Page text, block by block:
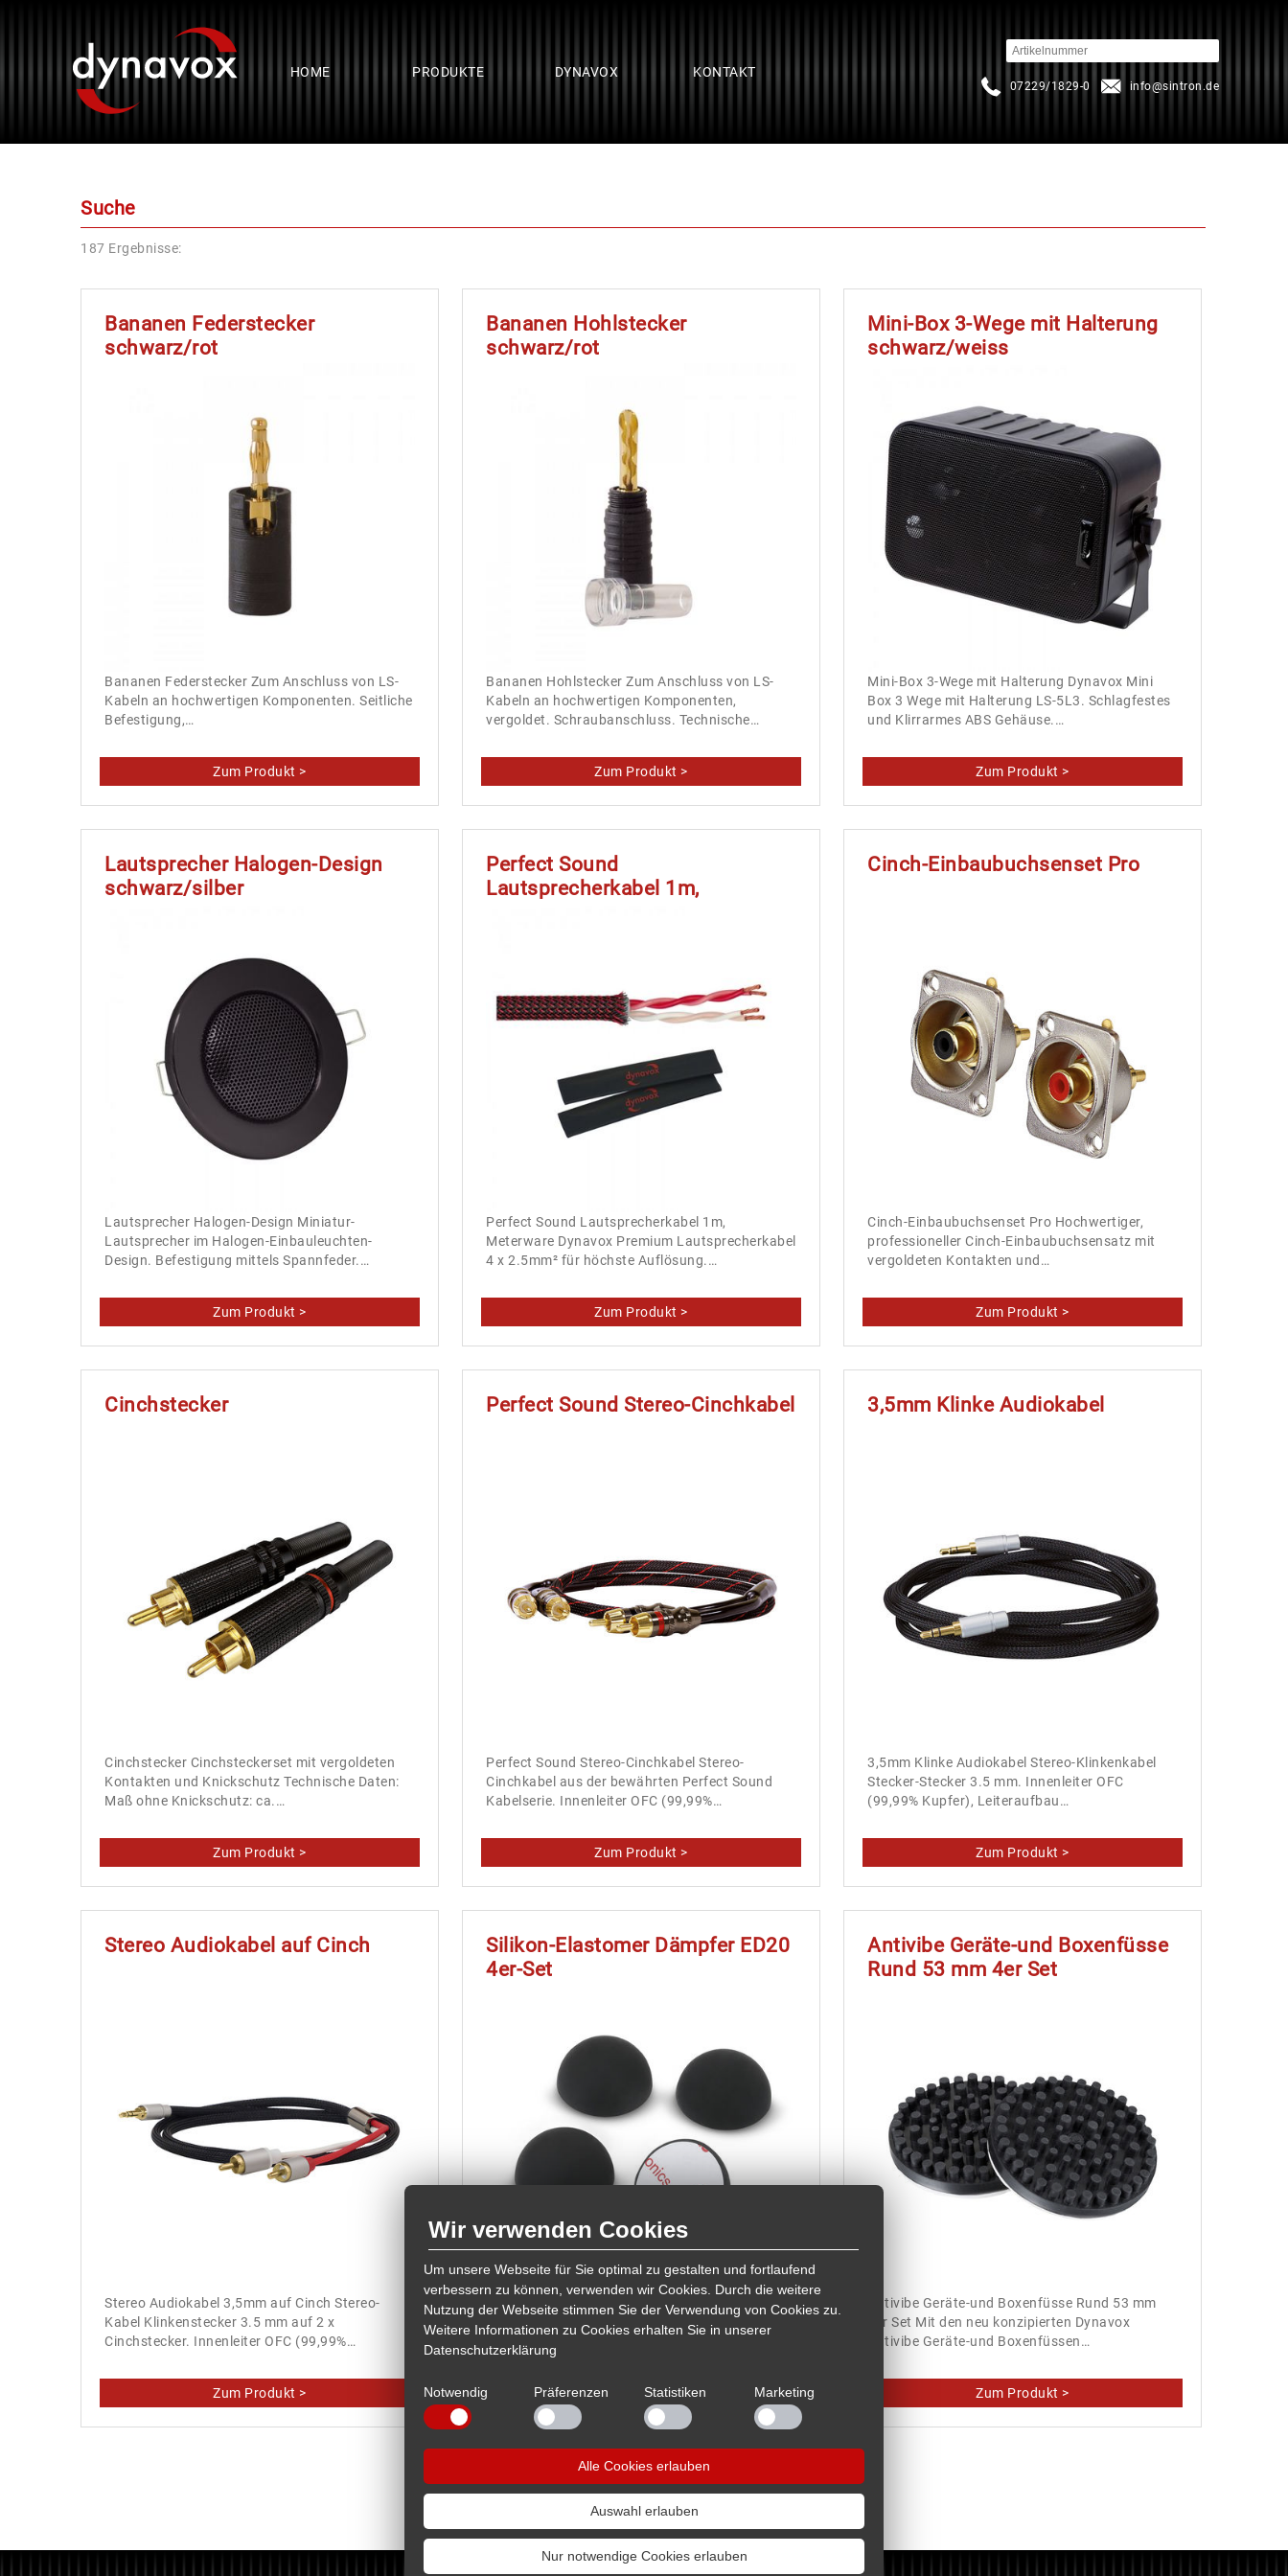
Wir verwenden Cookies
Um unsere Webseite für Sie optimal zu gestalten und fortlaufend
verbessern zu können, verwenden wir Cookies. Durch die weitere
Nutzung der Webseite stimmen Sie der Verwendung von Cookies zu.
Weitere Informationen zu Cookies erhalten Sie in unserer
Datenschutzerklärung
Notwendig Präferenzen Statistiken Marketing
Alle Cookies erlauben
Auswahl erlauben
Nur notwendige Cookies erlauben
HOME PRODUKTE DYNAVOX KONTAKT
info sintron.de
07229/1829-0
Suche
187 Ergebnisse:
Bananen Federstecker
schwarz/rot
Bananen Federstecker Zum Anschluss von LS-
Kabeln an hochwertigen Komponenten. Seitliche
Befestigung,…
Bananen Hohlstecker
schwarz/rot
Bananen Hohlstecker Zum Anschluss von LS-
Kabeln an hochwertigen Komponenten,
vergoldet. Schraubanschluss. Technische…
Mini-Box 3-Wege mit Halterung
schwarz/weiss
Mini-Box 3-Wege mit Halterung Dynavox Mini
Box 3 Wege mit Halterung LS-5L3. Schlagfestes
und Klirrarmes ABS Gehäuse.…
Lautsprecher Halogen-Design
schwarz/silber
Lautsprecher Halogen-Design Miniatur-
Lautsprecher im Halogen-Einbauleuchten-
Design. Befestigung mittels Spannfeder.…
Perfect Sound
Lautsprecherkabel 1m,
Perfect Sound Lautsprecherkabel 1m,
Meterware Dynavox Premium Lautsprecherkabel
4 x 2.5mm² für höchste Auflösung.…
Cinch-Einbaubuchsenset Pro
Cinch-Einbaubuchsenset Pro Hochwertiger,
professioneller Cinch-Einbaubuchsensatz mit
vergoldeten Kontakten und…
Cinchstecker
Cinchstecker Cinchsteckerset mit vergoldeten
Kontakten und Knickschutz Technische Daten:
Maß ohne Knickschutz: ca.…
Perfect Sound Stereo-Cinchkabel
Perfect Sound Stereo-Cinchkabel Stereo-
Cinchkabel aus der bewährten Perfect Sound
Kabelserie. Innenleiter OFC (99,99%…
3,5mm Klinke Audiokabel
3,5mm Klinke Audiokabel Stereo-Klinkenkabel
Stecker-Stecker 3.5 mm. Innenleiter OFC
(99,99% Kupfer), Leiteraufbau…
Stereo Audiokabel auf Cinch
Stereo Audiokabel 3,5mm auf Cinch Stereo-
Kabel Klinkenstecker 3.5 mm auf 2 x
Cinchstecker. Innenleiter OFC (99,99%…
Silikon-Elastomer Dämpfer ED20
4er-Set
Silikon-Elastomer Dämpfer ED20 4er-Set Mit den
Dynavox Silicon-Elastomer Dämpfern erzielen Sie
Antivibe Geräte-und Boxenfüsse
Rund 53 mm 4er Set
Antivibe Geräte-und Boxenfüsse Rund 53 mm
4er Set Mit den neu konzipierten Dynavox
Antivibe Geräte-und Boxenfüssen…